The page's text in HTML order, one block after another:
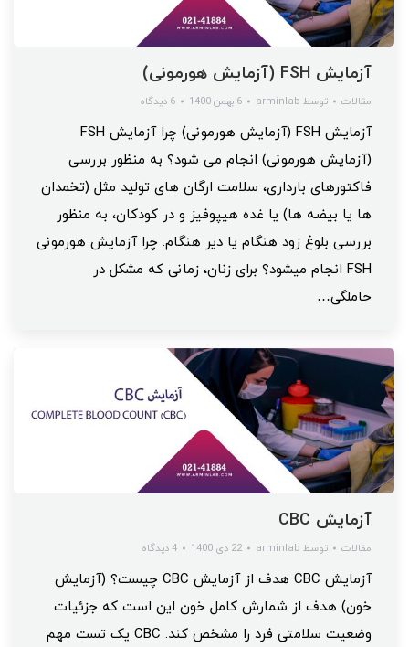
آزمایش FSH (آزمایش هورمونی)
مقالات توسط arminlab 6 بهمن 1400 6 دیدگاه
آزمایش FSH (آزمایش هورمونی) چرا آزمایش FSH
(آزمایش هورمونی) انجام می شود؟ به منظور بررسی
فاکتورهای بارداری، سلامت ارگان های تولید مثل (تخمدان
ها یا بیضه ها) یا غده هیپوفیز و در کودکان، به منظور
بررسی بلوغ زود‌ هنگام یا دیر‌ هنگام. چرا آزمایش هورمونی
FSH انجام میشود؟ برای زنان، زمانی که مشکل در
حاملگی…
آزمایش CBC
مقالات توسط arminlab 22 دی 1400 4 دیدگاه
آزمایش CBC هدف از آزمایش CBC چیست؟ (آزمایش
خون) هدف از شمارش کامل خون این است که جزئیات
وضعیت سلامتی فرد را مشخص کند. CBC یک تست مهم